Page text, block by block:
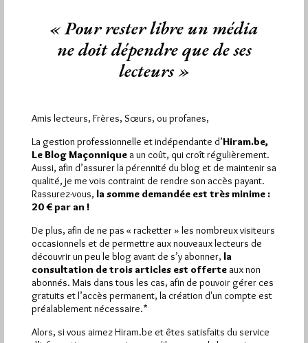
Pour dépasser l’opposition stérile
entre religieux et francs-maçons
Par Géplu
Mercredi 24/10/18
Lu 6132 fois
Pour dépasser l’opposition stérile entre religieux et francs-
maçons et pour créer des ponts entre les spiritualités
présentes, un colloque aura…
DansDivers 37 commentaires
Hier jeudi 6 août 2026, Hiram.be a reçu1 672 visites
« Pour rester libre un média
ne doit dépendre que de ses
lecteurs »
Amis lecteurs, Frères, Sœurs, ou profanes,
La gestion professionnelle et indépendante d’Hiram.be,
Le Blog Maçonnique a un coût, qui croît régulièrement.
Aussi, afin d’assurer la pérennité du blog et de maintenir sa
qualité, je me vois contraint de rendre son accès payant.
Rassurez-vous, la somme demandée est très minime :
20 € par an !
De plus, afin de ne pas « racketter » les nombreux visiteurs
occasionnels et de permettre aux nouveaux lecteurs de
découvrir un peu le blog avant de s’y abonner, la
consultation de trois articles est offerte aux non
abonnés. Mais dans tous les cas, afin de pouvoir gérer ces
gratuits et l’accès permanent, la création d'un compte est
préalablement nécessaire.*
Alors, si vous aimez Hiram.be et êtes satisfaits du service